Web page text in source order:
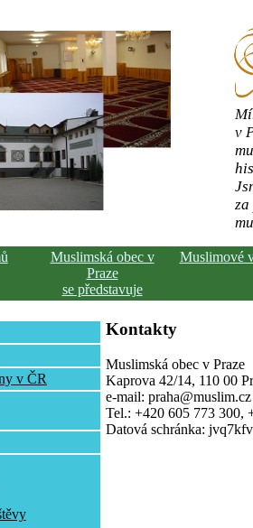
v
Muslimská obec v
Praze
se představuje
Muslimové
v ČR
Kontakty
Muslimská obec v Praze
Kaprova 42/14, 110 00
e-mail: praha@muslim.cz
Tel.: +420 605 773 300,
Datová schránka: jvq7kfv